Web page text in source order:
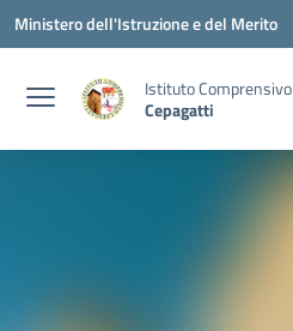
Vai ai contenuti
Vai al menu di navigazione
Vai al footer
Ministero dell'Istruzione e del Merito
Istituto Comprensivo
Cepagatti